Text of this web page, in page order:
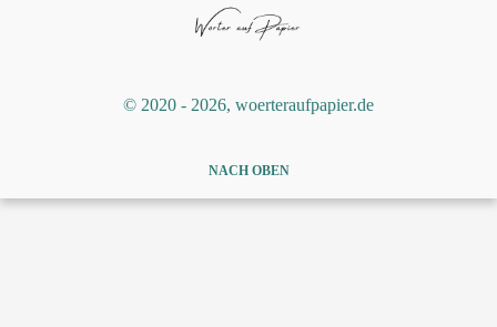
©️ 2020 - 2026, woerteraufpapier.de
NACH OBEN